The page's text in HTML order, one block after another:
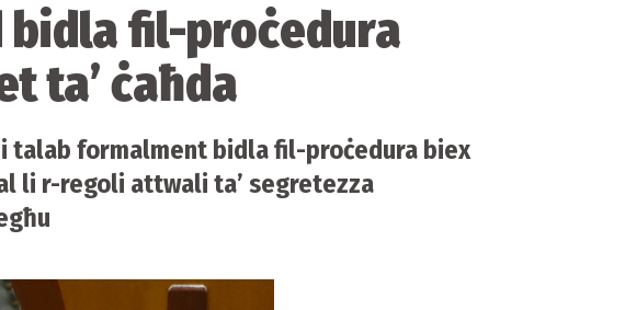
fil-proċedura
ta’ ċaħda
talab formalment bidla fil-proċedura biex
li r-regoli attwali ta’ segretezza